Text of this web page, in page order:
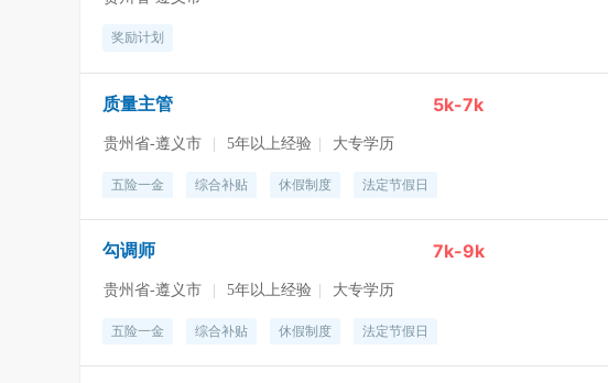
奖励计划
质量主管 5k-7k
贵州省-遵义市 5年以上经验 大专学历
五险一金 综合补贴 休假制度 法定节假日
勾调师 7k-9k
贵州省-遵义市 5年以上经验 大专学历
五险一金 综合补贴 休假制度 法定节假日